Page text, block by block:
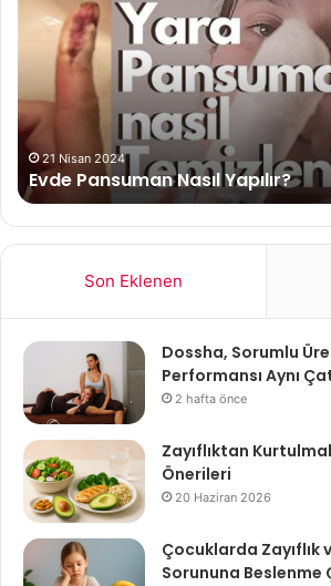
Nasıl
Yapılır?
21 Nisan 2024
Evde Pansuman Nasıl Yapılır?
Son Eklenen
Dossha, Sorumlu
Performansı Aynı
2 hafta önce
Zayıflıktan
Önerileri
20 Haziran 2026
Çocuklarda Zayıflık
Sorununa Beslenme